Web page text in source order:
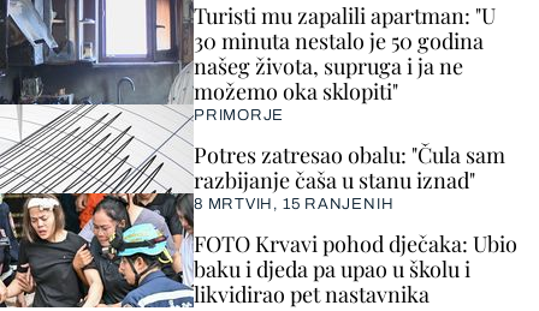
Turisti mu zapalili apartman: "U
30 minuta nestalo je 50 godina
našeg života, supruga i ja ne
možemo oka sklopiti"
PRIMORJE
Potres zatresao obalu: "Čula sam
razbijanje čaša u stanu iznad"
8 MRTVIH, 15 RANJENIH
FOTO Krvavi pohod dječaka: Ubio
baku i djeda pa upao u školu i
likvidirao pet nastavnika